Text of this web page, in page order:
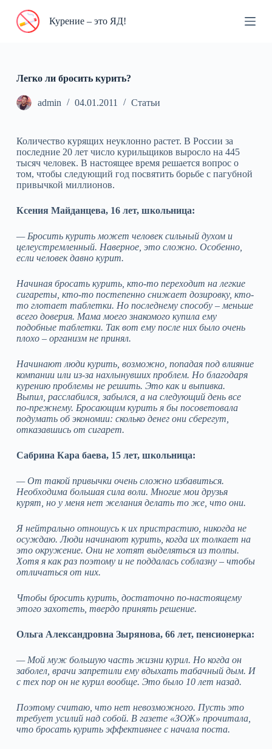
П
Курение – это ЯД!
Легко ли бросить курить?
admin 04.01.2011 Статьи
Количество курящих неуклонно растет. В России за
последние 20 лет число курильщиков выросло на 445
тысяч человек. В настоящее время решается вопрос о
том, чтобы следующий год посвятить борьбе с пагубной
привычкой миллионов.
Ксения Майданцева, 16 лет, школьница:
— Бросить курить может человек сильный духом и
целеустремленный. Наверное, это сложно. Особенно,
если человек давно курит.
Начиная бросать курить, кто-то переходит на легкие
сигареты, кто-то постепенно снижает дозировку, кто-
то глотает таблетки. Но последнему способу – меньше
всего доверия. Мама моего знакомого купила ему
подобные таблетки. Так вот ему после них было очень
плохо – организм не принял.
Начинают люди курить, возможно, попадая под влияние
компании или из-за нахлынувших проблем. Но благодаря
курению проблемы не решить. Это как и выпивка.
Выпил, расслабился, забылся, а на следующий день все
по-прежнему. Бросающим курить я бы посоветовала
подумать об экономии: сколько денег они сберегут,
отказавшись от сигарет.
Сабрина Кара баева, 15 лет, школьница:
— От такой привычки очень сложно избавиться.
Необходима большая сила воли. Многие мои друзья
курят, но у меня нет желания делать то же, что они.
Я нейтрально отношусь к их пристрастию, никогда не
осуждаю. Люди начинают курить, когда их толкает на
это окружение. Они не хотят выделяться из толпы.
Хотя я как раз поэтому и не поддалась соблазну – чтобы
отличаться от них.
Чтобы бросить курить, достаточно по-настоящему
этого захотеть, твердо принять решение.
Ольга Александровна Зырянова, 66 лет, пенсионерка:
— Мой муж большую часть жизни курил. Но когда он
заболел, врачи запретили ему вдыхать табачный дым. И
с тех пор он не курил вообще. Это было 10 лет назад.
Поэтому считаю, что нет невозможного. Пусть это
требует усилий над собой. В газете «ЗОЖ» прочитала,
что бросать курить эффективнее с начала поста.